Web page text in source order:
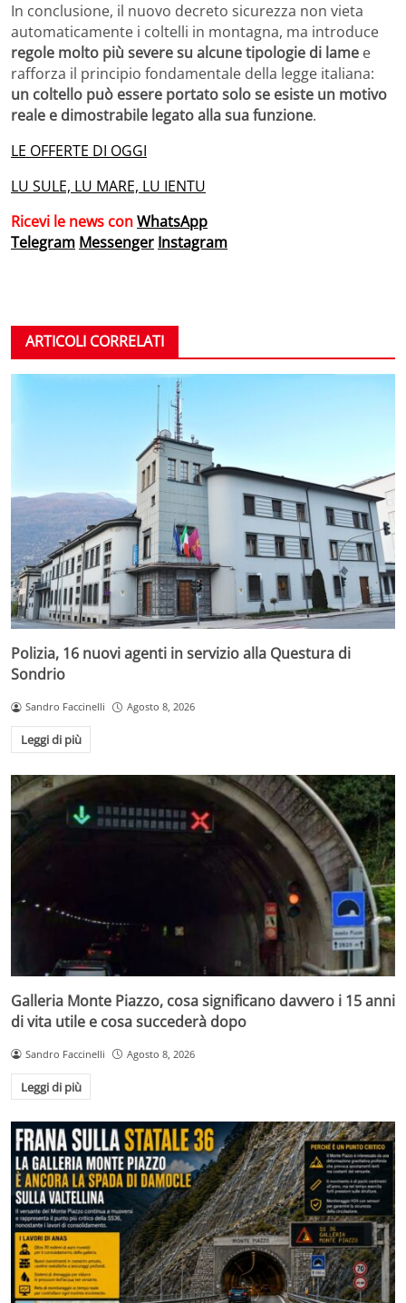
In conclusione, il nuovo decreto sicurezza non vieta
automaticamente i coltelli in montagna, ma introduce
regole molto più severe su alcune tipologie di lame e
rafforza il principio fondamentale della legge italiana:
un coltello può essere portato solo se esiste un motivo
reale e dimostrabile legato alla sua funzione.
LE OFFERTE DI OGGI
LU SULE, LU MARE, LU IENTU
Ricevi le news conWhatsApp
Telegram Messenger Instagram
ARTICOLI CORRELATI
Polizia, 16 nuovi agenti in servizio alla Questura di
Sondrio
Sandro Faccinelli Agosto 8, 2026
Leggi di più
Galleria Monte Piazzo, cosa significano davvero i 15 anni
di vita utile e cosa succederà dopo
Sandro Faccinelli Agosto 8, 2026
Leggi di più